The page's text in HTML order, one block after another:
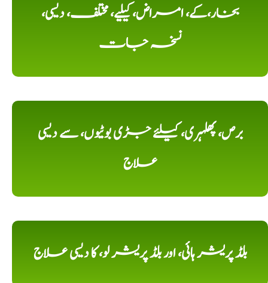
بخار،کے، امراض، کیلیے، مختلف، دیسی،
نسخہ جات
برص، پھلہری، کیلئے جڑی بوٹیوں، سے دیسی
علاج
بلڈ پریشر ہائی، اور بلڈ پریشر لو، کا دیسی علاج